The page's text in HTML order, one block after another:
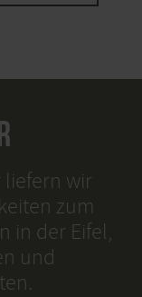
liefern wir
zum
in der Eifel,
und